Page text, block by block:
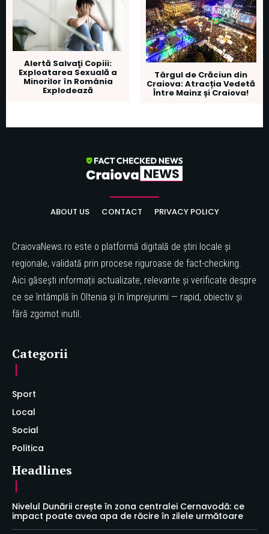
Alertă Salvaţi Copiii:
Exploatarea Sexuală a
Minorilor în România
Explodează
Târgul de Crăciun din
Craiova: Atracția Vedetă
Între Mainz și Craiova!
ABOUT US CONTACT PRIVACY POLICY
CraiovaNews.ro este o platformă digitală de știri locale și
regionale, validată prin procese riguroase de fact-checking.
Aici găsești informații actualizate, relevante și verificate despre
ce se întâmplă în Oltenia și în împrejurimi — rapid, obiectiv și
fără zgomot inutil.
Categorii
Sport
Local
Social
Politica
Headlines
Nivelul Dunării crește în zona centralei Cernavodă: ce
impact poate avea apa de răcire în zilele următoare